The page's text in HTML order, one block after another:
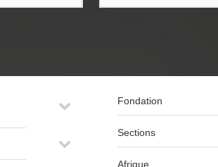
Fondation
Sections
Afrique